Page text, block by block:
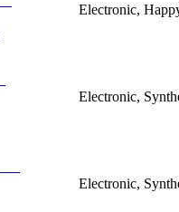
Electronic,
Electronic,
Electronic,